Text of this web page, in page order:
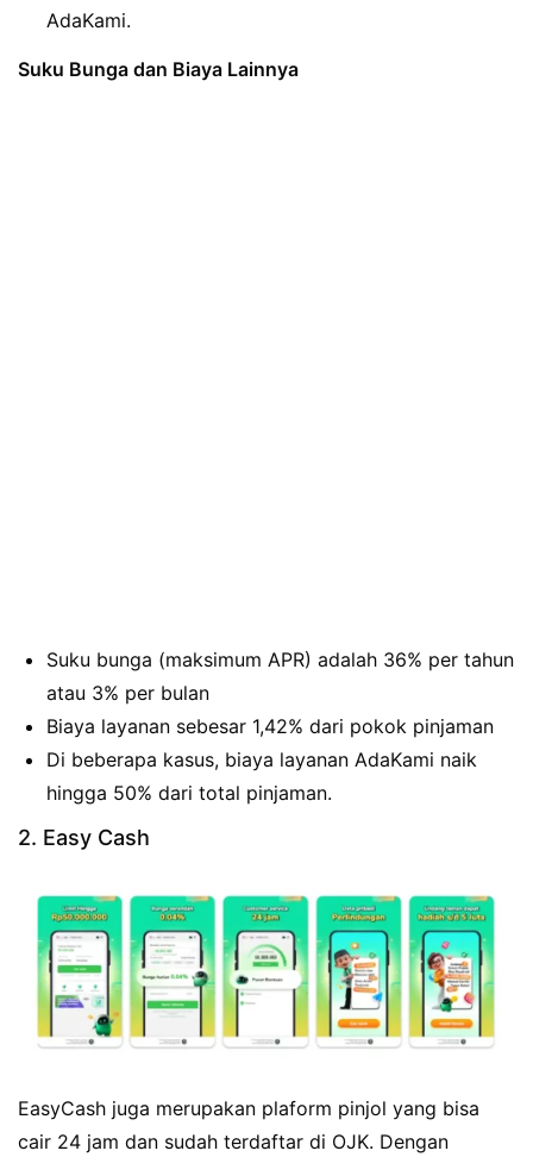
AdaKami.
Suku Bunga dan Biaya Lainnya
Suku bunga (maksimum APR) adalah 36% per tahun
atau 3% per bulan
Biaya layanan sebesar 1,42% dari pokok pinjaman
Di beberapa kasus, biaya layanan AdaKami naik
hingga 50% dari total pinjaman.
2. Easy Cash
EasyCash juga merupakan plaform pinjol yang bisa
cair 24 jam dan sudah terdaftar di OJK. Dengan